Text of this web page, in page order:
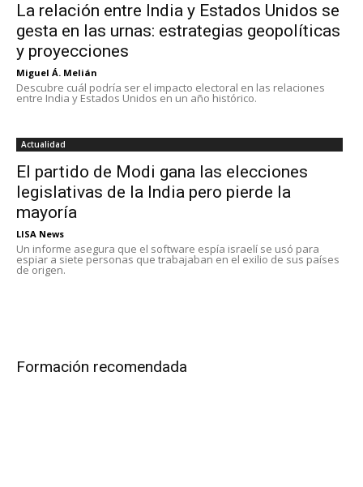
La relación entre India y Estados Unidos se
gesta en las urnas: estrategias geopolíticas
y proyecciones
Miguel Á. Melián
Descubre cuál podría ser el impacto electoral en las relaciones
entre India y Estados Unidos en un año histórico.
Actualidad
El partido de Modi gana las elecciones
legislativas de la India pero pierde la
mayoría
LISA News
Un informe asegura que el software espía israelí se usó para
espiar a siete personas que trabajaban en el exilio de sus países
de origen.
Formación recomendada